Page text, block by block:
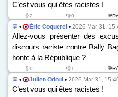
C’est vous qui êtes racistes !
👍2 👎0
💬 • Éric Coquerel • 2026 Mar 31,
Allez-vous présenter des
discours raciste contre Bally
honte à la République ?
👍0 👎1
💬 • Julien Odoul • 2026 Mar 31,
C’est vous qui êtes racistes !